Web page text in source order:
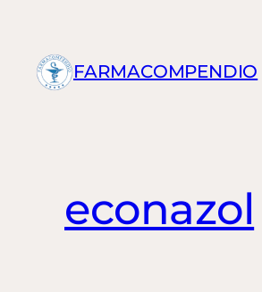
contenidoFARMACOMPENDIO
econazol